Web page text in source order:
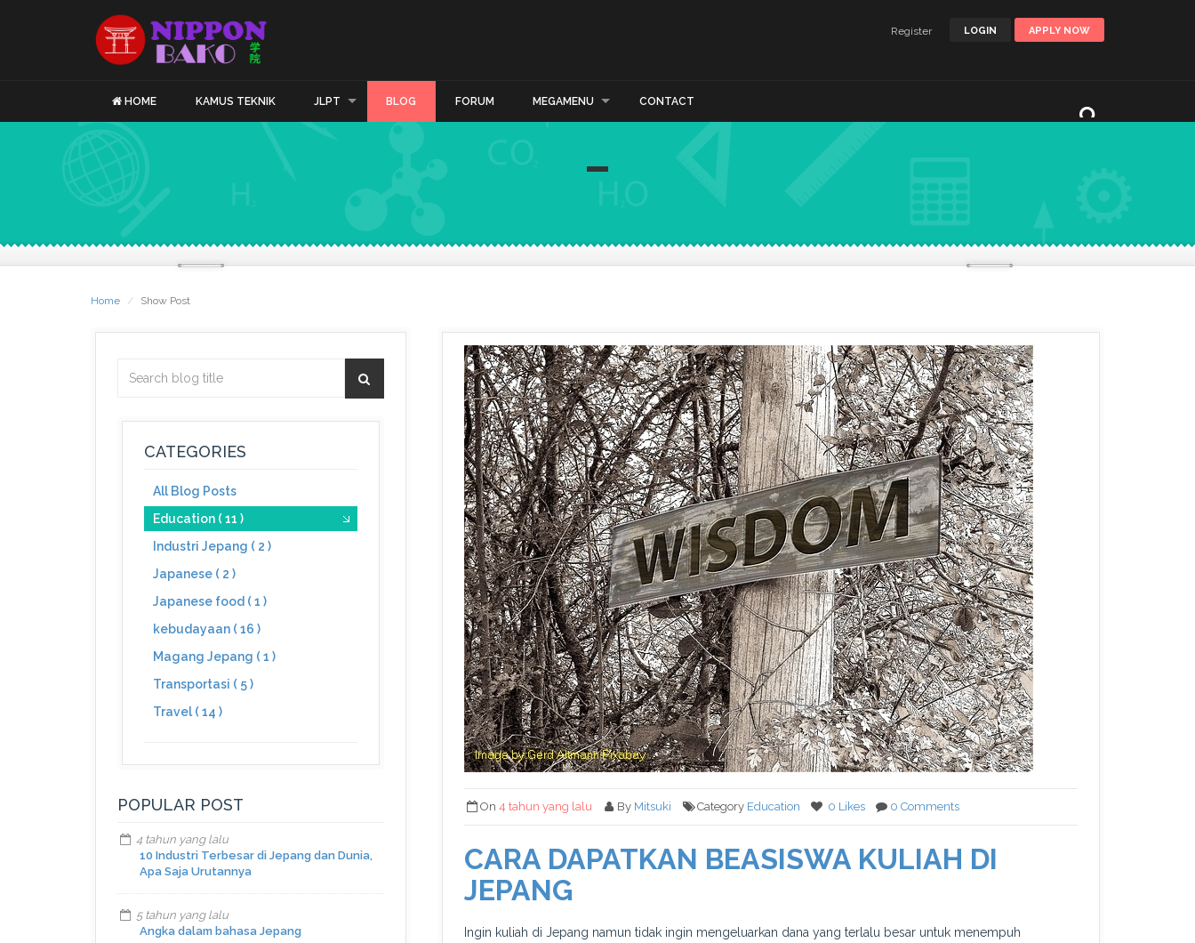
LOGIN APPLY NOW
Register
HOME KAMUS TEKNIK JLPT BLOG FORUM MEGAMENU CONTACT
Home Show Post
CATEGORIES
All Blog Posts
Education ( 11 )
Industri Jepang ( 2 )
Japanese ( 2 )
Japanese food ( 1 )
kebudayaan ( 16 )
Magang Jepang ( 1 )
Transportasi ( 5 )
Travel ( 14 )
POPULAR POST
4 tahun yang lalu
10 Industri Terbesar di Jepang dan Dunia,
Apa Saja Urutannya
5 tahun yang lalu
Angka dalam bahasa Jepang
On4 tahun yang lalu By Mitsuki Category Education 0 Likes 0 Comments
CARA DAPATKAN BEASISWA KULIAH DI
JEPANG
Ingin kuliah di Jepang namun tidak ingin mengeluarkan dana yang terlalu besar untuk menempuh